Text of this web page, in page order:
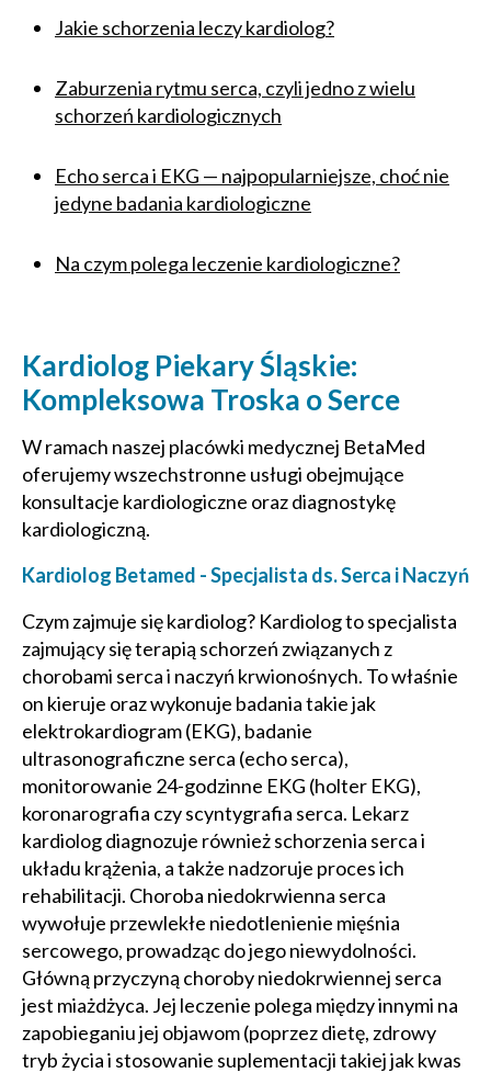
Jakie schorzenia leczy kardiolog?
Zaburzenia rytmu serca, czyli jedno z wielu
schorzeń kardiologicznych
Echo serca i EKG — najpopularniejsze, choć nie
jedyne badania kardiologiczne
Na czym polega leczenie kardiologiczne?
Kardiolog Piekary Śląskie:
Kompleksowa Troska o Serce
W ramach naszej placówki medycznej BetaMed
oferujemy wszechstronne usługi obejmujące
konsultacje kardiologiczne oraz diagnostykę
kardiologiczną.
Kardiolog Betamed - Specjalista ds. Serca i Naczyń
Czym zajmuje się kardiolog? Kardiolog to specjalista
zajmujący się terapią schorzeń związanych z
chorobami serca i naczyń krwionośnych. To właśnie
on kieruje oraz wykonuje badania takie jak
elektrokardiogram (EKG), badanie
ultrasonograficzne serca (echo serca),
monitorowanie 24-godzinne EKG (holter EKG),
koronarografia czy scyntygrafia serca. Lekarz
kardiolog diagnozuje również schorzenia serca i
układu krążenia, a także nadzoruje proces ich
rehabilitacji. Choroba niedokrwienna serca
wywołuje przewlekłe niedotlenienie mięśnia
sercowego, prowadząc do jego niewydolności.
Główną przyczyną choroby niedokrwiennej serca
jest miażdżyca. Jej leczenie polega między innymi na
zapobieganiu jej objawom (poprzez dietę, zdrowy
tryb życia i stosowanie suplementacji takiej jak kwas